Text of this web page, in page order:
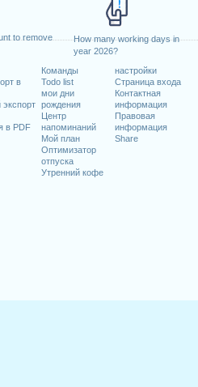
to remove
How many working days in
year 2026?
в
экспорт
в PDF
Команды
Todo list
мои дни
рождения
Центр
напоминаний
Мой план
Оптимизатор
отпуска
Утренний кофе
настройки
Страница входа
Контактная
информация
Правовая
информация
Share